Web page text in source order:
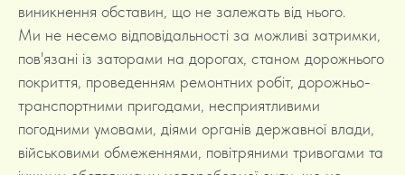
виникнення обставин, що не залежать від нього.
Ми не несемо відповідальності за можливі затримки,
пов'язані із заторами на дорогах, станом дорожнього
покриття, проведенням ремонтних робіт, дорожньо-
транспортними пригодами, несприятливими
погодними умовами, діями органів державної влади,
військовими обмеженнями, повітряними тривогами та